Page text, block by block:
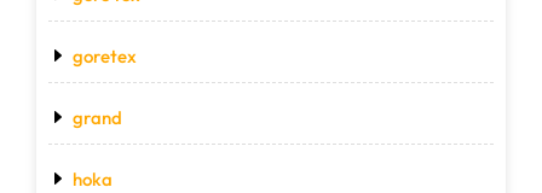
goretex
grand
hoka